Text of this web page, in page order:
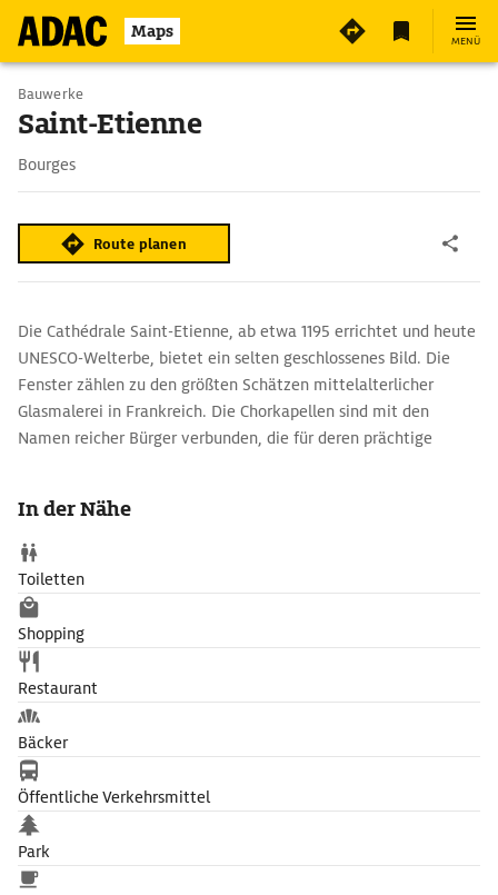
Maps MENÜ
Bauwerke
Saint-Etienne
Bourges
Route planen
Die Cathédrale Saint-Etienne, ab etwa 1195 errichtet und heute
UNESCO-Welterbe, bietet ein selten geschlossenes Bild. Die
Fenster ­zählen zu den größten Schätzen mittelalterlicher
Glasmalerei in Frankreich. Die Chorkapellen sind mit den
Namen reicher Bürger verbunden, die für deren prächtige
Meereslandschaft ausmalen.
In der Nähe
Toiletten
Shopping
Restaurant
Bäcker
Öffentliche Verkehrsmittel
Park